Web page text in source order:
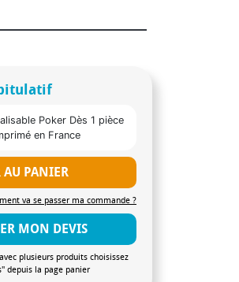
Poker Dès 1 pièce
en France
AU PANIER
va se passer ma commande ?
MON DEVIS
plusieurs produits choisissez
depuis la page panier